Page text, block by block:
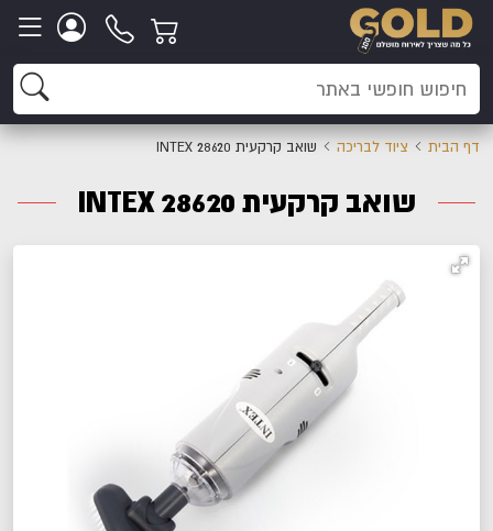
דף הבית ציוד לבריכה שואב קרקעית INTEX 28620
שואב קרקעית INTEX 28620